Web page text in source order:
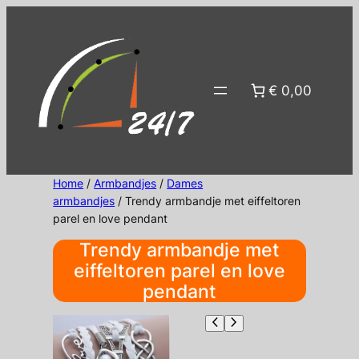
€ 0,00
Home / Armbandjes / Dames
armbandjes / Trendy armbandje met eiffeltoren
parel en love pendant
Trendy armbandje met
eiffeltoren parel en love
pendant